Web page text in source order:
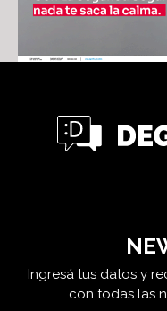
Ingresá tus datos y
con todas las